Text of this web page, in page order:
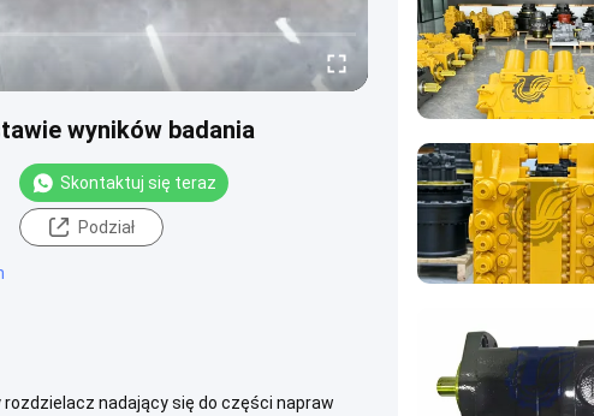
wyników badania
Skontaktuj się teraz
Podział
nadający się do części napraw